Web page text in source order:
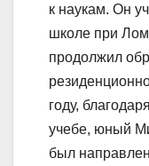
к наукам. Он
школе при
продолжил
году,
учебе, юный
был